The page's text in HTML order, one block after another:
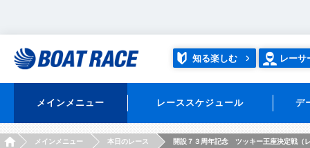
知る楽しむ レーサ
メインメニュー レーススケジュール デ
HOMEメインメニュー 本日のレース 開設７３周年記念 ツッキー王座決定戦（